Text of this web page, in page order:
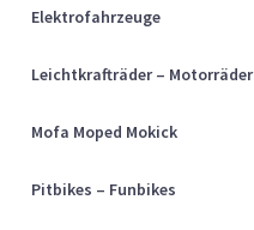
Elektrofahrzeuge
Leichtkrafträder – Motorräder
Mofa Moped Mokick
Pitbikes – Funbikes